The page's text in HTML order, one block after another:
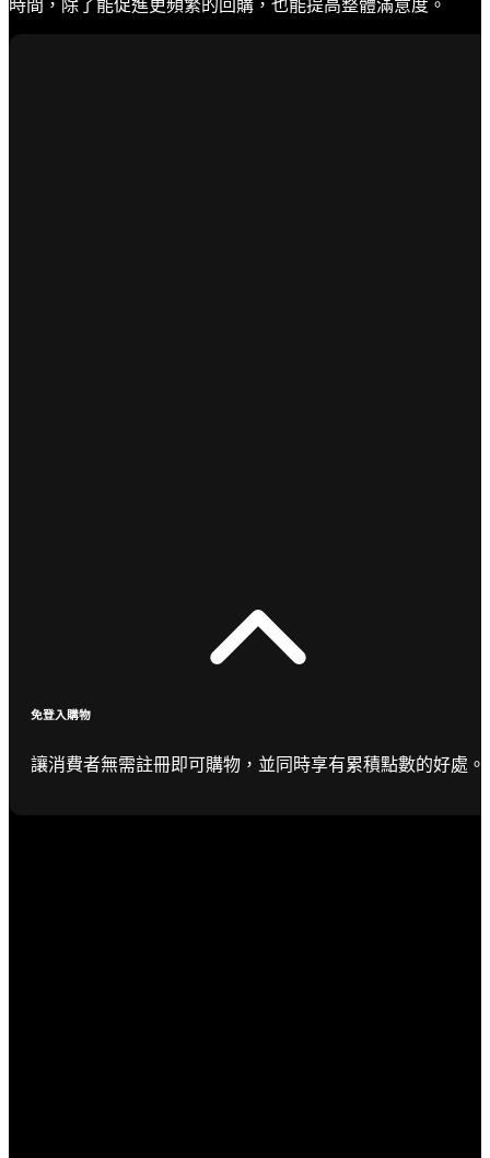
時間，除了能促進更頻繁的回購，也能提高整體滿意度。
免登入購物
讓消費者無需註冊即可購物，並同時享有累積點數的好處。